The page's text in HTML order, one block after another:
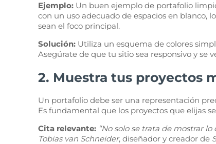
Ejemplo: Un buen ejemplo de portafolio
con un uso adecuado de espacios en blanco,
sean el foco principal.
Solución: Utiliza un esquema de colores
Asegúrate de que tu sitio sea responsivo y se
2. Muestra tus proyectos
Un portafolio debe ser una representación
Es fundamental que los proyectos que elijas
Cita relevante: “No solo se trata de mostrar
Tobias van Schneider, diseñador y creador de